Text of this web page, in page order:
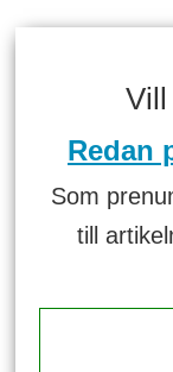
Vill
Redan
Som
till